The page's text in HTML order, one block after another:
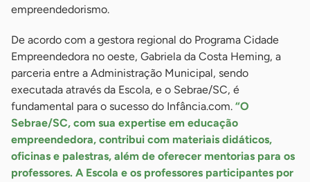
empreendedorismo.
De acordo com a gestora regional do Programa Cidade
Empreendedora no oeste, Gabriela da Costa Heming, a
parceria entre a Administração Municipal, sendo
executada através da Escola, e o Sebrae/SC, é
fundamental para o sucesso do Infância.com. “O
Sebrae/SC, com sua expertise em educação
empreendedora, contribui com materiais didáticos,
oficinas e palestras, além de oferecer mentorias para os
professores. A Escola e os professores participantes por